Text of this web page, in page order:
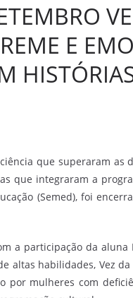
E
que superaram
que integraram a
(Semed), foi
a participação da aluna
altas habilidades, Vez
por mulheres com